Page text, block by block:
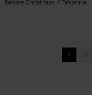
Before Christmas
Tekanna
1 2